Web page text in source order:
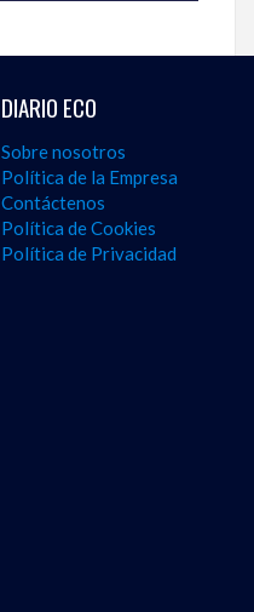
DIARIO ECO
Sobre nosotros
Política de la Empresa
Contáctenos
Política de Cookies
Política de Privacidad